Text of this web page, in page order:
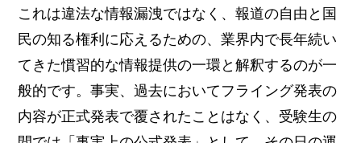
これは違法な情報漏洩ではなく、報道の自由と国
民の知る権利に応えるための、業界内で長年続い
てきた慣習的な情報提供の一環と解釈するのが一
般的です。事実、過去においてフライング発表の
内容が正式発表で覆されたことはなく、受験生の